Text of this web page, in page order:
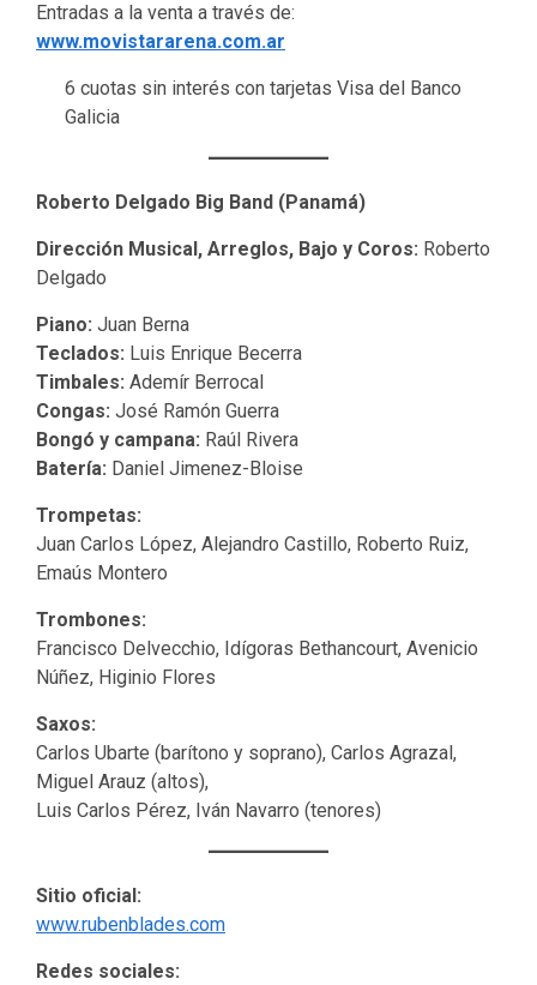
Entradas a la venta a través de:
www.movistararena.com.ar
6 cuotas sin interés con tarjetas Visa del Banco
Galicia
Roberto Delgado Big Band (Panamá)
Dirección Musical, Arreglos, Bajo y Coros: Roberto
Delgado
Piano: Juan Berna
Teclados: Luis Enrique Becerra
Timbales: Ademír Berrocal
Congas: José Ramón Guerra
Bongó y campana: Raúl Rivera
Batería: Daniel Jimenez-Bloise
Trompetas:
Juan Carlos López, Alejandro Castillo, Roberto Ruiz,
Emaús Montero
Trombones:
Francisco Delvecchio, Idígoras Bethancourt, Avenicio
Núñez, Higinio Flores
Saxos:
Carlos Ubarte (barítono y soprano), Carlos Agrazal,
Miguel Arauz (altos),
Luis Carlos Pérez, Iván Navarro (tenores)
Sitio oficial:
www.rubenblades.com
Redes sociales: